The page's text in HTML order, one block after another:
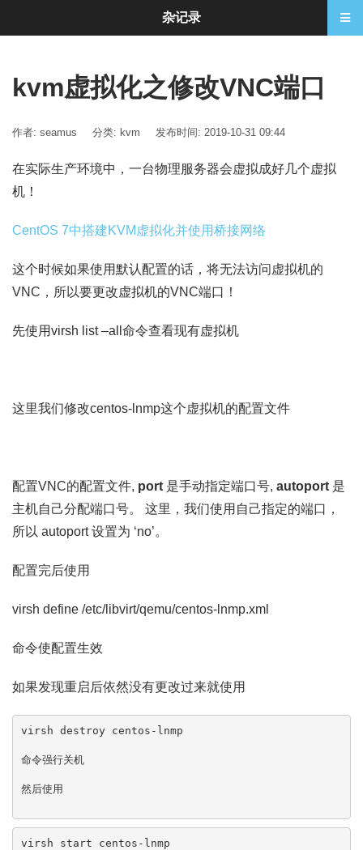
kvm虚拟化之修改VNC端口
作者: seamus 分类: kvm 发布时间: 2019-10-31 09:44
在实际生产环境中，一台物理服务器会虚拟成好几个虚拟
机！
CentOS 7中搭建KVM虚拟化并使用桥接网络
这个时候如果使用默认配置的话，将无法访问虚拟机的
VNC，所以要更改虚拟机的VNC端口！
先使用virsh list –all命令查看现有虚拟机
这里我们修改centos-lnmp这个虚拟机的配置文件
配置VNC的配置文件, port 是手动指定端口号, autoport 是
主机自己分配端口号。 这里，我们使用自己指定的端口，
所以 autoport 设置为 ‘no’。
配置完后使用
virsh define /etc/libvirt/qemu/centos-lnmp.xml
命令使配置生效
如果发现重启后依然没有更改过来就使用
virsh destroy centos-lnmp
命令强行关机
然后使用
virsh start centos-lnmp
杂记录